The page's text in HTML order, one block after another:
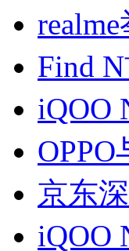
Find
iQOO
京东
iQOO